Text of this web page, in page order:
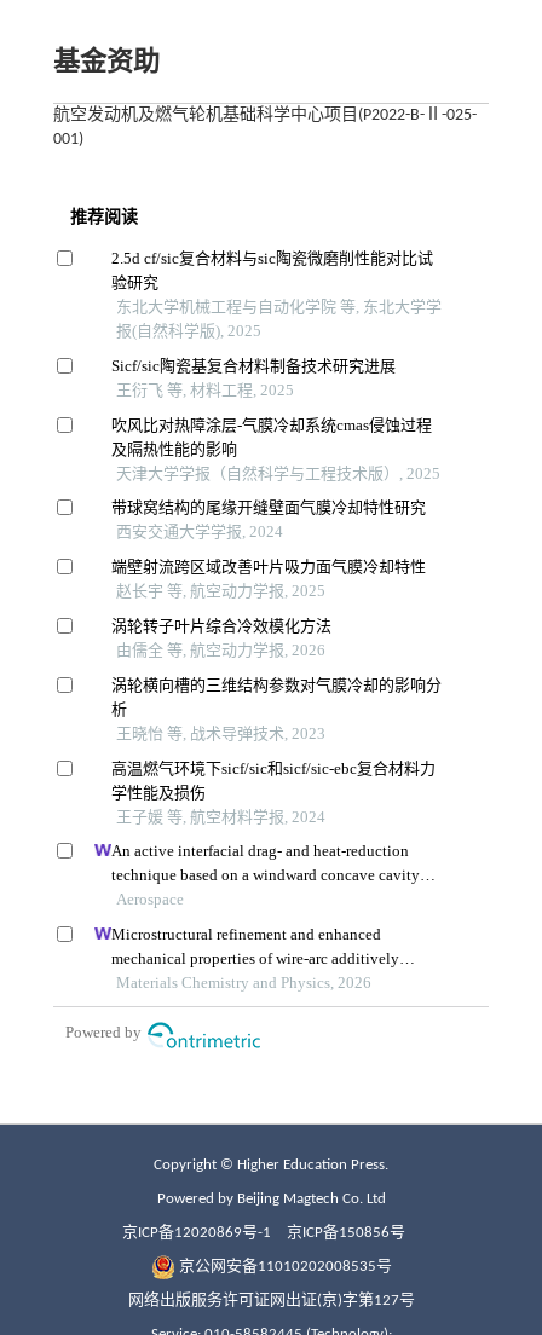
基金资助
航空发动机及燃气轮机基础科学中心项目(P2022-B-Ⅱ-025-
001)
Copyright © Higher Education Press.
Powered by Beijing Magtech Co. Ltd
京ICP备12020869号-1 京ICP备150856号
京公网安备11010202008535号
网络出版服务许可证网出证(京)字第127号